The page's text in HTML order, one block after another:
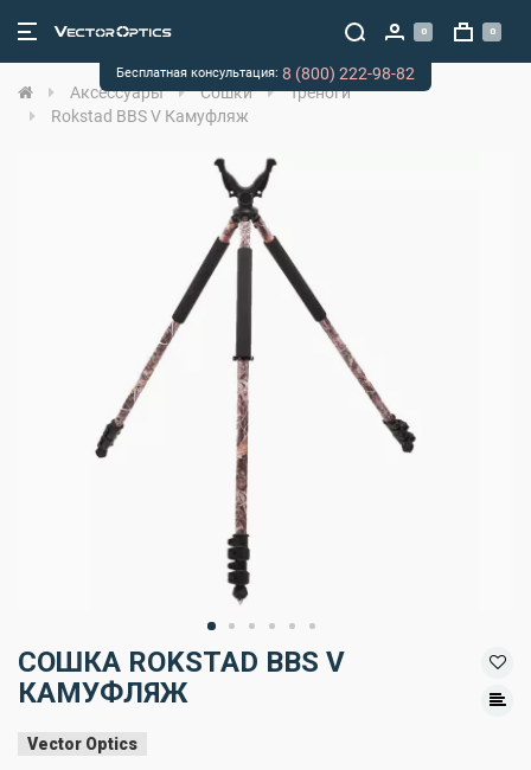
0 0
Аксессуары Сошки
Треноги
Rokstad BBS V Камуфляж
СОШКА ROKSTAD BBS V
КАМУФЛЯЖ
Vector Optics
Бесплатная консультация: 8 (800) 222-98-82